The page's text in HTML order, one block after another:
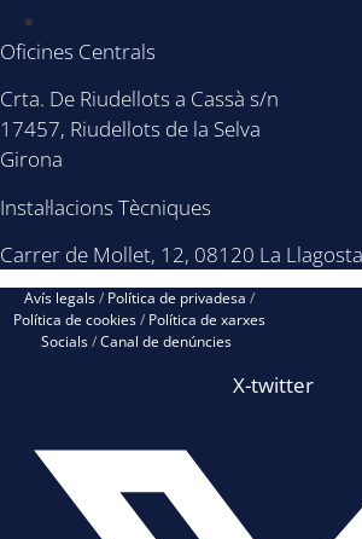
Oficines Centrals
Crta. De Riudellots a Cassà s/n
17457, Riudellots de la Selva
Girona
Instal·lacions Tècniques
Carrer de Mollet, 12, 08120 La
Avís legals/ Política de privadesa /
Política de cookies/ Política de xarxes
Socials/Canal de denúncies
X-twitter